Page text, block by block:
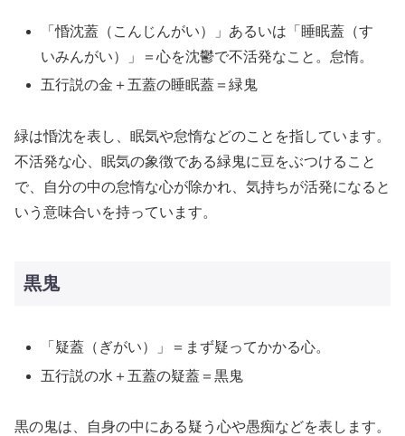
「惛沈蓋（こんじんがい）」あるいは「睡眠蓋（す
いみんがい）」＝心を沈鬱で不活発なこと。怠惰。
五行説の金＋五蓋の睡眠蓋＝緑鬼
緑は惛沈を表し、眠気や怠惰などのことを指しています。
不活発な心、眠気の象徴である緑鬼に豆をぶつけること
で、自分の中の怠惰な心が除かれ、気持ちが活発になると
いう意味合いを持っています。
黒鬼
「疑蓋（ぎがい）」＝まず疑ってかかる心。
五行説の水＋五蓋の疑蓋＝黒鬼
黒の鬼は、自身の中にある疑う心や愚痴などを表します。